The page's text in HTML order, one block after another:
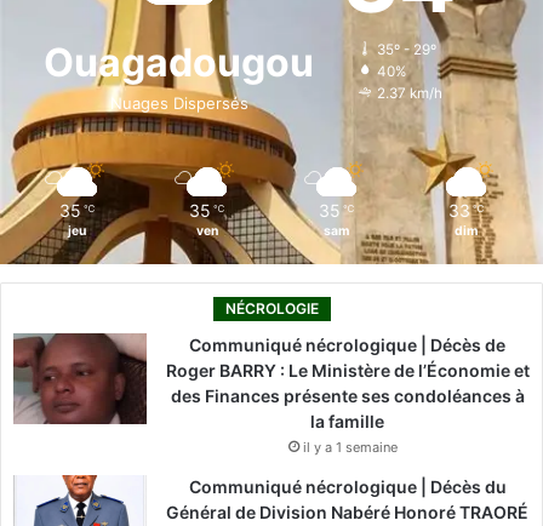
o
k
i
n
g
r
k
Ouagadougou
Nuages Dispersés
35º - 29º
40%
2.37 km/h
35 ℃
jeu
35 ℃
ven
35 ℃
sam
33 ℃
dim
NÉCROLOGIE
Communiqué nécrologique | Décès de
Roger BARRY : Le Ministère de l’Économie et
des Finances présente ses condoléances à
la famille
il y a 1 semaine
Communiqué nécrologique | Décès du
Général de Division Nabéré Honoré TRAORÉ